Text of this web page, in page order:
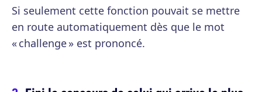
Si seulement cette fonction pouvait se mettre
en route automatiquement dès que le mot
« challenge » est prononcé.